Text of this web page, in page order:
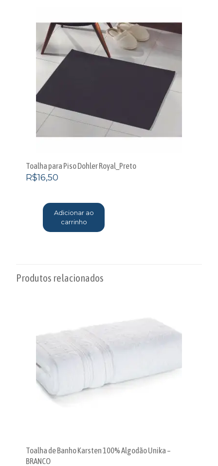
Toalha para Piso Dohler Royal_Preto
R$16,50
Adicionar ao
carrinho
Produtos relacionados
Toalha de Banho Karsten 100% Algodão Unika –
BRANCO